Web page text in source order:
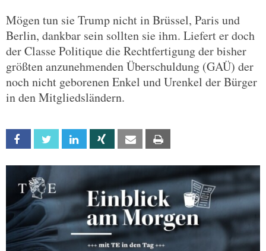
Mögen tun sie Trump nicht in Brüssel, Paris und
Berlin, dankbar sein sollten sie ihm. Liefert er doch
der Classe Politique die Rechtfertigung der bisher
größten anzunehmenden Überschuldung (GAÜ) der
noch nicht geborenen Enkel und Urenkel der Bürger
in den Mitgliedsländern.
Facebook Twitter Linkedin Xing Email